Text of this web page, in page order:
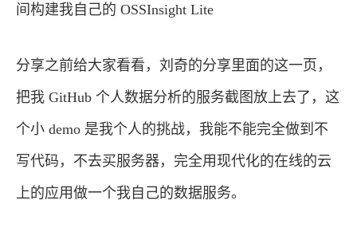
间构建我自己的 OSSInsight Lite
分享之前给大家看看，刘奇的分享里面的这一页，
把我 GitHub 个人数据分析的服务截图放上去了，这
个小 demo 是我个人的挑战，我能不能完全做到不
写代码，不去买服务器，完全用现代化的在线的云
上的应用做一个我自己的数据服务。